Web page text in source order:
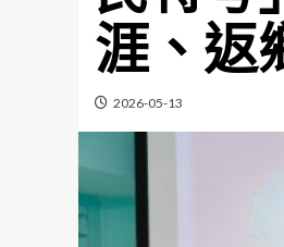
涯、返
2026-05-13